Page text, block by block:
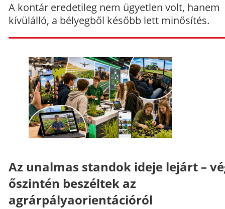
A kontár eredetileg nem ügyetlen volt, hanem
kívülálló, a bélyegből később lett minősítés.
Az unalmas standok ideje lejárt –
őszintén beszéltek az
agrárpályaorientációról